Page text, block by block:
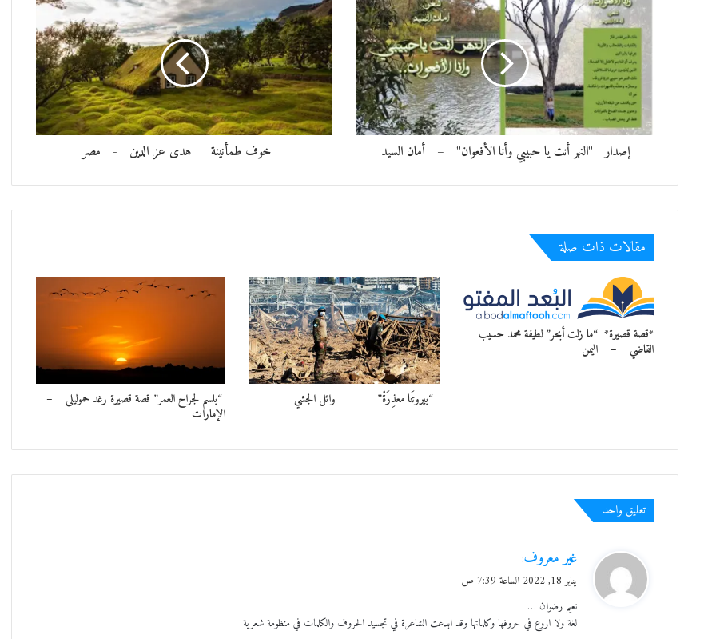
إصدار "النهر أنت يا حبيبي وأنا الأفعوان" – أمان السيد خوف طمأنينة هدى عز الدين - مصر
مقالات ذات صلة
*قصة قصيرة* “ما زلت أبحر” لطيفة محمد حسيب
القاضي – اليمن
“بيروتَنا معذِرَةْ” وائل الجشي “بلسم لجراح العمر” قصة قصيرة رغد حموليلى –
الإمارات
تعليق واحد
ي
و
ل
غير معروف:
يناير 18, 2022 الساعة 7:39 ص
نعيم رضوان …
لغة ولا اروع في حروفها وكلماتها وقد ابدعت الشاعرة في تجسيد الحروف والكلمات في منظومة شعرية